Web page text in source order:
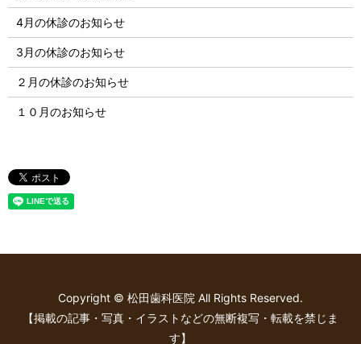
4月の休診のお知らせ
3月の休診のお知らせ
２月の休診のお知らせ
１０月のお知らせ
Copyright © 松田歯科医院 All Rights Reserved.
【掲載の記事・写真・イラストなどの無断複写・転載を禁じま
す】